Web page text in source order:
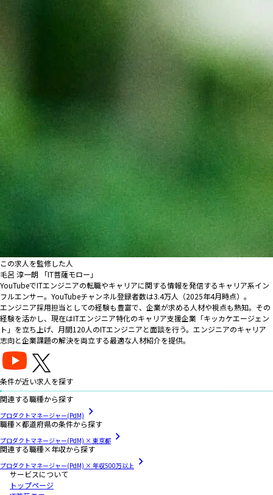
この求人を監修した人
毛呂 淳一朗 「IT菩薩モロー」
YouTubeでITエンジニアの転職やキャリアに関する情報を発信するキャリア系イン
フルエンサー。YouTubeチャンネル登録者数は3.4万人（2025年4月時点）。
エンジニア採用担当としての経験も豊富で、企業が求める人材や視点も熟知。その
経験を活かし、現在はITエンジニア特化のキャリア支援企業「キッカケエージェン
ト」を立ち上げ、月間120人のITエンジニアと面談を行う。エンジニアのキャリア
志向と企業課題の解決を両立する最適な人材紹介を提供。
条件が近い求人を探す
関連する職種から探す
プロダクトマネージャー(PdM)
職種×都道府県の条件から探す
プロダクトマネージャー(PdM) × 東京都
関連する職種×年収から探す
プロダクトマネージャー(PdM) × 年収500万以上
サービスについて
トップページ